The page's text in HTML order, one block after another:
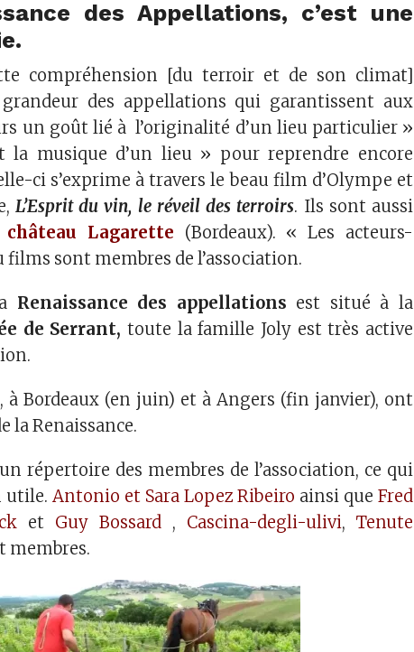
des Appellations, c’est une
.
compréhension [du terroir et de son climat]
grandeur des appellations qui garantissent aux
un goût lié à l’originalité d’un lieu particulier »
la musique d’un lieu » pour reprendre encore
ci s’exprime à travers le beau film d’Olympe et
L’Esprit du vin, le réveil des terroirs. Ils sont aussi
château Lagarette
(Bordeaux). « Les acteurs-
films sont membres de l’association.
Renaissance des appellations est situé à la
de Serrant,toute la famille Joly est très active
à Bordeaux (en juin) et à Angers (fin janvier), ont
la Renaissance.
répertoire des membres de l’association, ce qui
utile.Antonio et Sara Lopez Ribeiro ainsi queFred
et Guy Bossard, Cascina-degli-ulivi,Tenute
membres.